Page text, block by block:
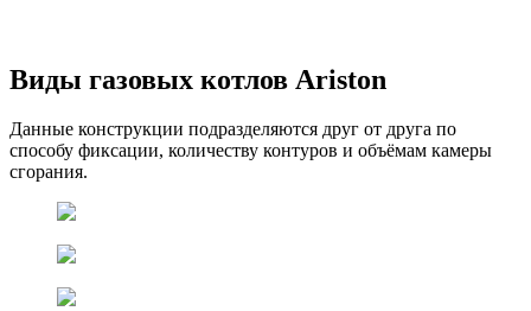
Виды газовых котлов Ariston
Данные конструкции подразделяются друг от друга по
способу фиксации, количеству контуров и объёмам камеры
сгорания.